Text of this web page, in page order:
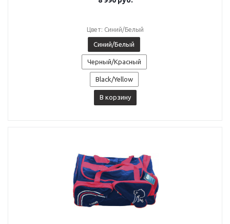
Цвет: Синий/Белый
Синий/Белый
Черный/Красный
Black/Yellow
В корзину